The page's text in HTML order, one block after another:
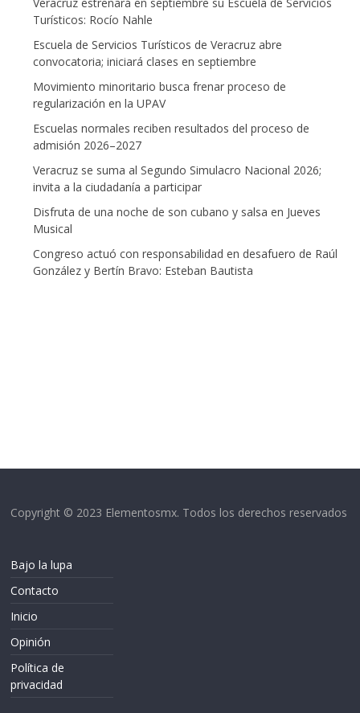
Turísticos: Rocío Nahle
Escuela de Servicios Turísticos de Veracruz abre
convocatoria; iniciará clases en septiembre
Movimiento minoritario busca frenar proceso de
regularización en la UPAV
Escuelas normales reciben resultados del proceso de
admisión 2026–2027
Veracruz se suma al Segundo Simulacro Nacional 2026;
invita a la ciudadanía a participar
Disfruta de una noche de son cubano y salsa en Jueves
Musical
Congreso actuó con responsabilidad en desafuero de Raúl
González y Bertín Bravo: Esteban Bautista
Copyright © 2023 Elementosmx. Todos los derechos reservados
Bajo la lupa
Contacto
Inicio
Opinión
Política de
privacidad